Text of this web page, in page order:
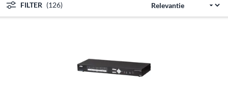
FILTER (126)